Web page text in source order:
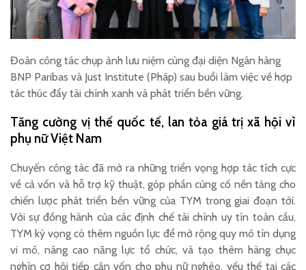
Đoàn công tác chụp ảnh lưu niệm cùng đại diện Ngân hàng
BNP Paribas và Just Institute (Pháp) sau buổi làm việc về hợp
tác thúc đẩy tài chính xanh và phát triển bền vững.
Tăng cường vị thế quốc tế, lan tỏa giá trị xã hội vì
phụ nữ Việt Nam
Chuyến công tác đã mở ra những triển vọng hợp tác tích cực
về cả vốn và hỗ trợ kỹ thuật, góp phần củng cố nền tảng cho
chiến lược phát triển bền vững của TYM trong giai đoạn tới.
Với sự đồng hành của các định chế tài chính uy tín toàn cầu,
TYM kỳ vọng có thêm nguồn lực để mở rộng quy mô tín dụng
vi mô, nâng cao năng lực tổ chức, và tạo thêm hàng chục
nghìn cơ hội tiếp cận vốn cho phụ nữ nghèo, yếu thế tại các